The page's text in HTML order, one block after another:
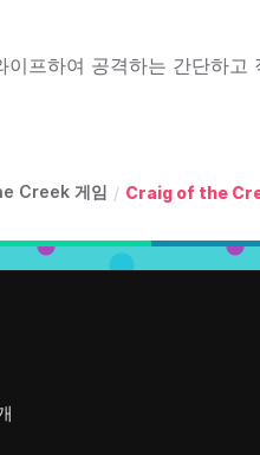
프하여 공격하는 간단하고
Creek 게임 / Craig of the